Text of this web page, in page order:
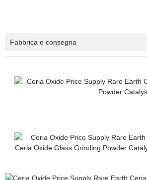
Fabbrica e consegna